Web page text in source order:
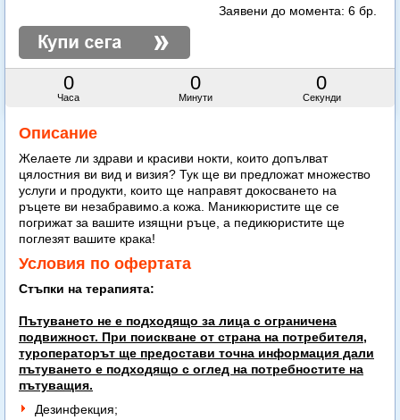
0
Часа
0
Минути
0
Секунди
Заявени до момента: 6 бр.
Описание
Желаете ли здрави и красиви нокти, които допълват
цялостния ви вид и визия? Тук ще ви предложат множество
услуги и продукти, които ще направят докосването на
ръцете ви незабравимо.а кожа. Маникюристите ще се
погрижат за вашите изящни ръце, а педикюристите ще
поглезят вашите крака!
Условия по офертата
Стъпки на терапията:
Пътуването не е подходящо за лица с ограничена
подвижност. При поискване от страна на потребителя,
туроператорът ще предостави точна информация дали
пътуването е подходящо с оглед на потребностите на
пътуващия.
Дезинфекция;